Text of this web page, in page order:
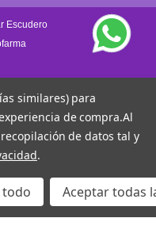
Escudero
similares) para
de compra.Al
de datos tal y
.
todo Aceptar todas